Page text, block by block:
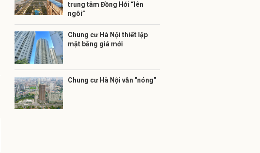
trung tâm Đồng Hới “lên
ngôi”
Chung cư Hà Nội thiết lập
mặt bằng giá mới
Chung cư Hà Nội vẫn "nóng"
Gửi